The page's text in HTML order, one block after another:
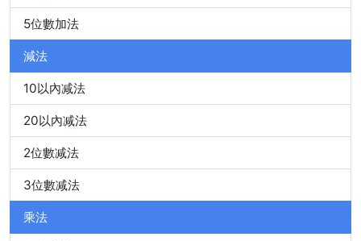
5位數加法
減法
10以內减法
20以內减法
2位數减法
3位數减法
乘法